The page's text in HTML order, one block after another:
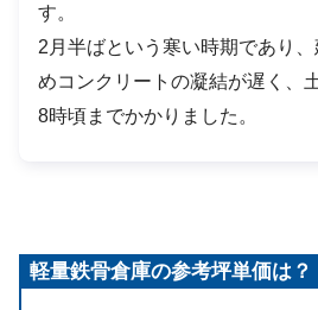
す。
2月半ばという寒い時期であり
めコンクリートの凝結が遅く、
8時頃までかかりました。
軽量鉄骨倉庫の参考坪単価は？